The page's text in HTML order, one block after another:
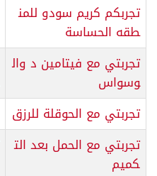
تجربكم كريم سودو للمن
طقه الحساسة
تجربتي مع فيتامين د وال
وسواس
تجربتي مع الحوقلة للرزق
تجربتي مع الحمل بعد الت
كميم